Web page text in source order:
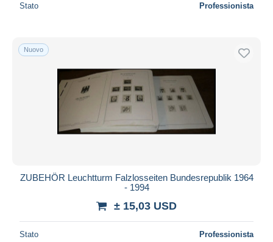
Stato Professionista
Nuovo
ZUBEHÖR Leuchtturm Falzlosseiten Bundesrepublik 1964
- 1994
± 15,03 USD
Stato Professionista